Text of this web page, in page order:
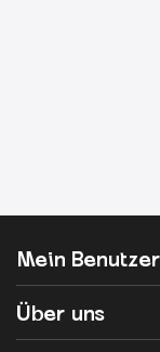
Mein
Über uns